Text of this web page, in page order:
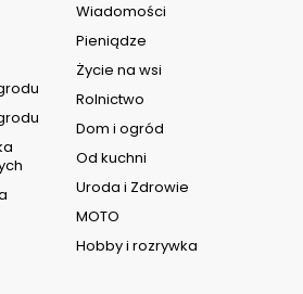
Wiadomości
Pieniądze
Życie na wsi
Rolnictwo
Dom i ogród
Od kuchni
Uroda i Zdrowie
MOTO
Hobby i rozrywka